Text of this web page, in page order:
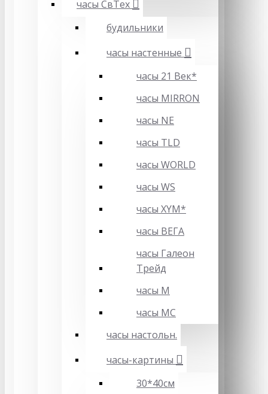
часы СвТех
будильники
часы настенные
часы 21 Век*
часы MIRRON
часы NE
часы TLD
часы WORLD
часы WS
часы XYM*
часы ВЕГА
часы Галеон
Трейд
часы М
часы МС
часы настольн.
часы-картины
30*40см